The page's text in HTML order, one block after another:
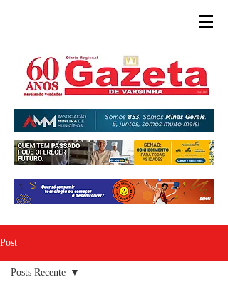
Post
Posts Recente